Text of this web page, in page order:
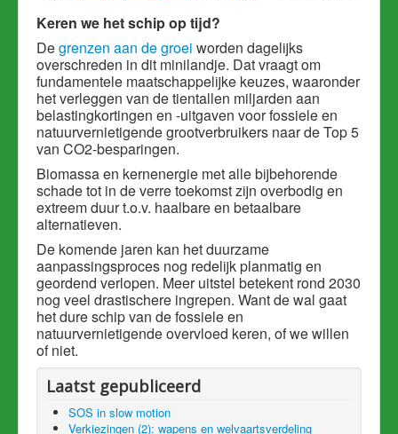
Keren we het schip op tijd?
Degrenzen aan de groei worden dagelijks
overschreden in dit minilandje. Dat vraagt om
fundamentele maatschappelijke keuzes, waaronder
het verleggen van de tientallen miljarden aan
belastingkortingen en -uitgaven voor fossiele en
natuurvernietigende grootverbruikers naar de Top 5
van CO2-besparingen.
Biomassa en kernenergie met alle bijbehorende
schade tot in de verre toekomst zijn overbodig en
extreem duur t.o.v. haalbare en betaalbare
alternatieven.
De komende jaren kan het duurzame
aanpassingsproces nog redelijk planmatig en
geordend verlopen. Meer uitstel betekent rond 2030
nog veel drastischere ingrepen. Want de wal gaat
het dure schip van de fossiele en
natuurvernietigende overvloed keren, of we willen
of niet.
Laatst gepubliceerd
SOS in slow motion
Verkiezingen (2): wapens en welvaartsverdeling